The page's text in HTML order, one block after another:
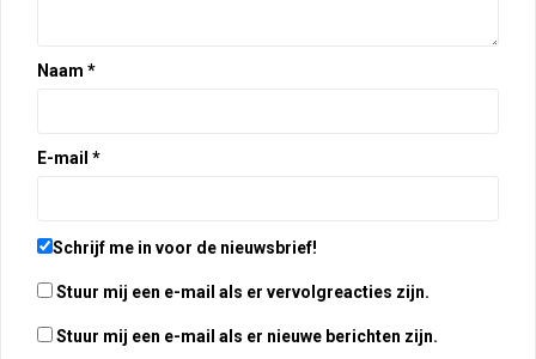
Naam *
E-mail *
Schrijf me in voor de nieuwsbrief!
Stuur mij een e-mail als er vervolgreacties zijn.
Stuur mij een e-mail als er nieuwe berichten zijn.